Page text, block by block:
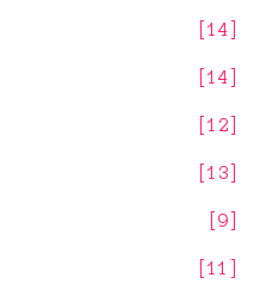
14
14
12
13
9
11